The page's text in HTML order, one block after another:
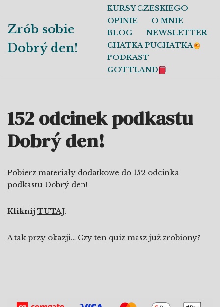
Przejdź
treści
Zrób sobie
Dobrý den!
KURSY CZESKIEGO
OPINIE
O MNIE
BLOG
NEWSLETTER
CHATKA PUCHATKA
PODKAST
GOTTLAND
152 odcinek podkastu
Dobrý den!
Pobierz materiały dodatkowe do 152 odcinka
podkastu Dobrý den!
Kliknij TUTAJ.
A tak przy okazji… Czy ten quiz masz już zrobiony?